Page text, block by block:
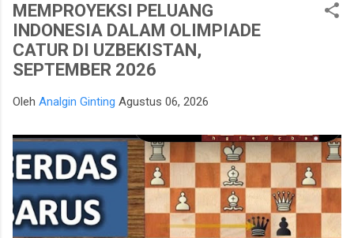
MEMPROYEKSI PELUANG
INDONESIA DALAM OLIMPIADE
CATUR DI UZBEKISTAN,
SEPTEMBER 2026
Oleh Analgin Ginting Agustus 06, 2026